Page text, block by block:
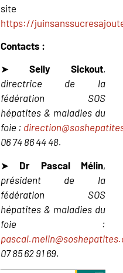
site
https://
Contacts :
➤ Selly Sickout,
directrice de la
fédération SOS
hépatites & maladies du
foie :
06 74 86 44 48.
➤ Dr Pascal Mélin,
président de la
fédération SOS
hépatites & maladies du
foie :
07 85 62 91 69.